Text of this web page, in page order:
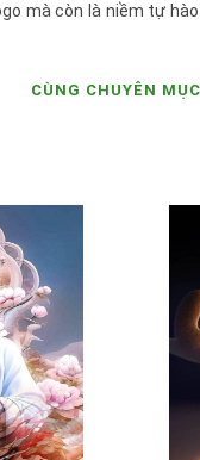
mà còn là niềm tự
CÙNG CHUYÊN MỤC